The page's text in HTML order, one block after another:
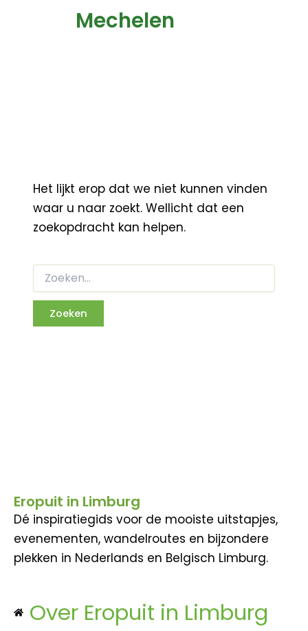
Mechelen
Het lijkt erop dat we niet kunnen vinden
waar u naar zoekt. Wellicht dat een
zoekopdracht kan helpen.
Eropuit in Limburg
Dé inspiratiegids voor de mooiste uitstapjes,
evenementen, wandelroutes en bijzondere
plekken in Nederlands en Belgisch Limburg.
Over Eropuit in Limburg